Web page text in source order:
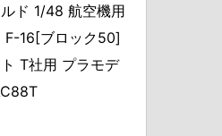
ド 1/48 航空機用
F-16[ブロック50]
T社用 プラモデ